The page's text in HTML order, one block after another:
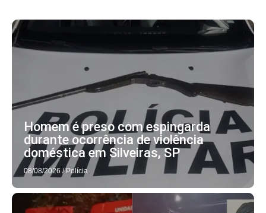
Homem é preso com espingarda
durante ocorrência de violência
doméstica em Silveiras, SP
08/08/2026 / Polícia